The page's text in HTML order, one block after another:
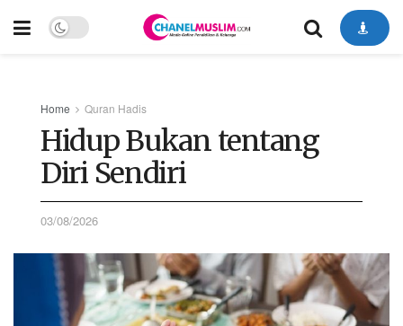
Home Quran Hadis
Hidup Bukan tentang
Diri Sendiri
03/08/2026